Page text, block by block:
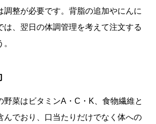
調整が必要です。背脂の追加やにんに
は、翌日の体調管理を考えて注文する
野菜はビタミンA・C・K、食物繊維と
んでおり、口当たりだけでなく体への